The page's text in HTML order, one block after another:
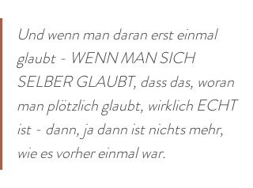
Und wenn man daran erst einmal
glaubt - WENN MAN SICH
SELBER GLAUBT, dass das, woran
man plötzlich glaubt, wirklich ECHT
ist - dann, ja dann ist nichts mehr,
wie es vorher einmal war.